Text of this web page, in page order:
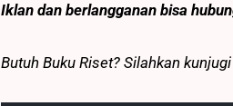
Iklan dan berlangganan bisa
Butuh Buku Riset? Silahkan kunjugi